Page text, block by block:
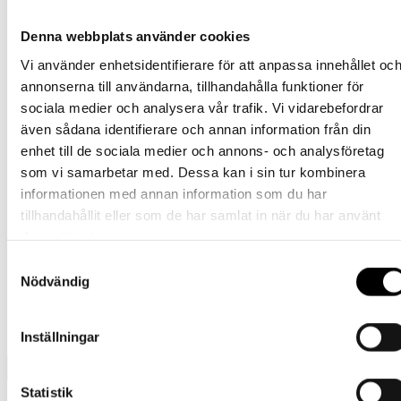
Denna webbplats använder cookies
Vi använder enhetsidentifierare för att anpassa innehållet och
annonserna till användarna, tillhandahålla funktioner för
sociala medier och analysera vår trafik. Vi vidarebefordrar
även sådana identifierare och annan information från din
enhet till de sociala medier och annons- och analysföretag
som vi samarbetar med. Dessa kan i sin tur kombinera
informationen med annan information som du har
tillhandahållit eller som de har samlat in när du har använt
Nödvändig
Inställningar
Statistik
kan
väljas
på
produktsidan
Den
produkten
flera
varianter.
De
olika
alternativen
kan
väljas
på
produktsidan
Barn
Tubhalsduk – Mörkgul
295kr inkl. moms Välj alternativDen
här
har
flera
varianter.
olika
alternativen
Barn
Tubhalsduk – Rosa
295kr inkl. moms Välj alternativDen
här
Tubhalsduk – Svart
295 kr